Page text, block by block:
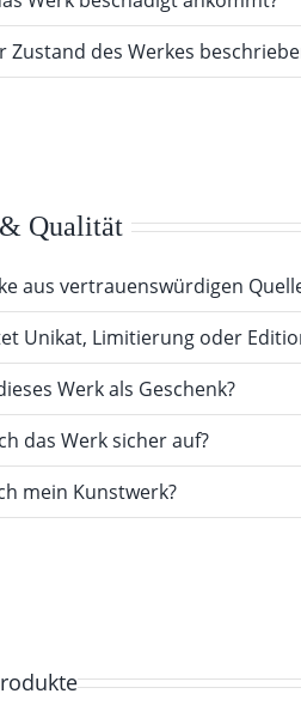
Zustand des Werkes
Qualität
aus vertrauenswürdigen
Unikat, Limitierung oder
Werk als Geschenk?
das Werk sicher auf?
mein Kunstwerk?